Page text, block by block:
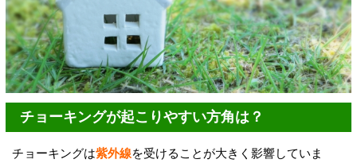
チョーキングが起こりやすい方角は？
チョーキングは紫外線を受けることが大きく影響していま